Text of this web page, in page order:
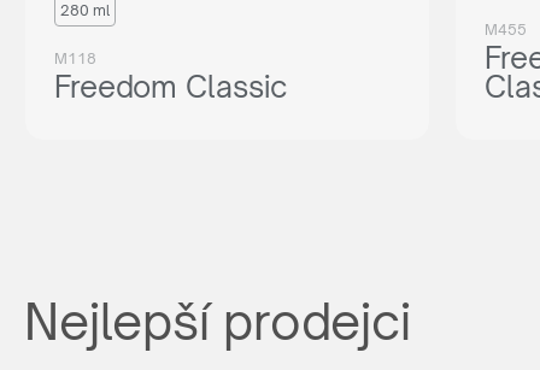
280 ml
M118
Freedom Classic
M455
Nejlepší prodejci